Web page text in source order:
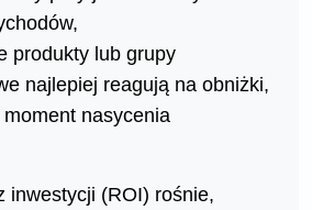
produkty lub grupy
najlepiej reagują na obniżki,
nasycenia
inwestycji (ROI) rośnie,